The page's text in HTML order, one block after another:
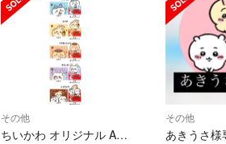
その他
ちいかわ オリジナル A5サイスマルテケース 全6種 ローソン
その他